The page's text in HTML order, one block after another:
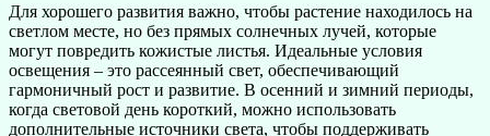
Для хорошего развития важно, чтобы растение находилось на
светлом месте, но без прямых солнечных лучей, которые
могут повредить кожистые листья. Идеальные условия
освещения – это рассеянный свет, обеспечивающий
гармоничный рост и развитие. В осенний и зимний периоды,
когда световой день короткий, можно использовать
дополнительные источники света, чтобы поддерживать